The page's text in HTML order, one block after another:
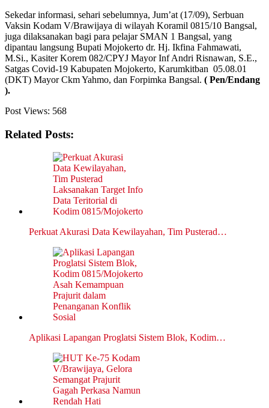
Sekedar informasi, sehari sebelumnya, Jum’at (17/09), Serbuan
Vaksin Kodam V/Brawijaya di wilayah Koramil 0815/10 Bangsal,
juga dilaksanakan bagi para pelajar SMAN 1 Bangsal, yang
dipantau langsung Bupati Mojokerto dr. Hj. Ikfina Fahmawati,
M.Si., Kasiter Korem 082/CPYJ Mayor Inf Andri Risnawan, S.E.,
Satgas Covid-19 Kabupaten Mojokerto, Karumkitban 05.08.01
(DKT) Mayor Ckm Yahmo, dan Forpimka Bangsal. ( Pen/Endang
).
Post Views: 568
Related Posts:
Perkuat Akurasi Data Kewilayahan, Tim Pusterad…
Aplikasi Lapangan Proglatsi Sistem Blok, Kodim…